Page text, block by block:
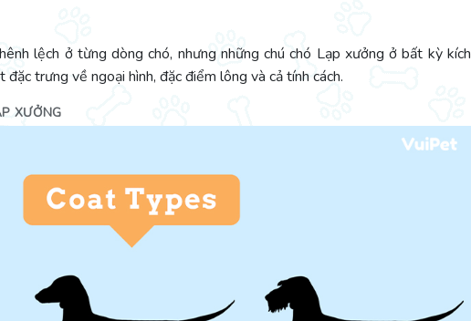
lệch ở từng dòng chó, nhưng những chú chó Lạp xưởng ở bất kỳ kích
trưng về ngoại hình, đặc điểm lông và cả tính cách.
XƯỞNG